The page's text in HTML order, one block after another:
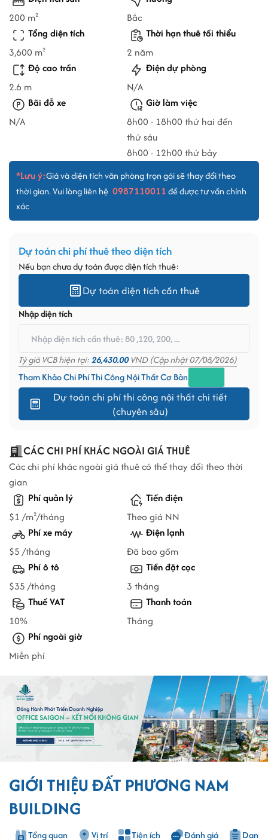
200 m2
Bắc
Tổng diện tích
3,600 m2
Thời hạn thuê tối thiểu
2 năm
Độ cao trần
2.6 m
Điện dự phòng
N/A
Bãi đỗ xe
N/A
Giờ làm việc
8h00 - 18h00 thứ hai đến
thứ sáu
8h00 - 12h00 thứ bảy
*Lưu ý:Giá và diện tích văn phòng trọn gói sẽ thay đổi theo
thời gian. Vui lòng liên hệ 0987110011để được tư vấn chính
xác
Dự toán chi phí thuê theo diện tích
Nếu bạn chưa dự toán được diện tích thuê:
Dự toán diện tích cần thuê
Nhập diện tích
Tỷ giá VCB hiện tại:26,430.00VND (Cập nhật 07/08/2026)
Tham Khảo Chi Phí Thi Công Nội Thất Cơ Bản
Dự toán chi phí thi công nội thất chi tiết
(chuyên sâu)
CÁC CHI PHÍ KHÁC NGOÀI GIÁ THUÊ
Các chi phí khác ngoài giá thuê có thể thay đổi theo thời
gian
Phí quản lý
$1 /m2/tháng
Tiền điện
Theo giá NN
Phí xe máy
$5 /tháng
Điện lạnh
Đã bao gồm
Phí ô tô
$35 /tháng
Tiền đặt cọc
3 tháng
Thuế VAT
10%
Thanh toán
Tháng
Phí ngoài giờ
Miễn phí
GIỚI THIỆU ĐẤT PHƯƠNG NAM
BUILDING
Tổng quan Vị trí Tiện ích Đánh giá Danh